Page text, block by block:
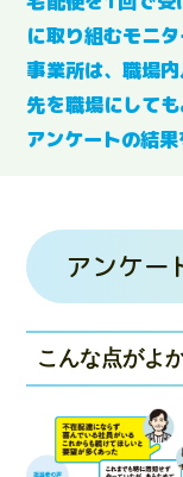
に取り組むモニ
事業所は、職場
先を職場にして
アンケートの結
アンケー
こんな点がよ